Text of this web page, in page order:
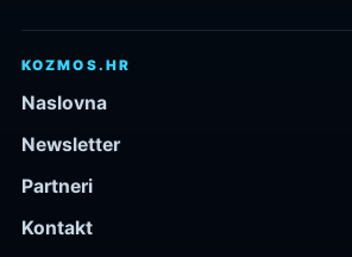
KOZMOS.HR
Naslovna
Newsletter
Partneri
Kontakt